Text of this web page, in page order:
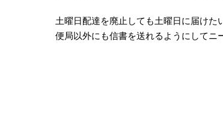
土曜日配達を廃止しても土曜日に届け
便局以外にも信書を送れるようにしてニ